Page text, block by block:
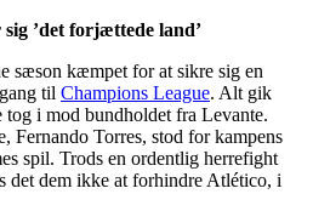
’det forjættede land’
sæson kæmpet for at sikre sig en
til Champions League. Alt gik
tog i mod bundholdet fra Levante.
Fernando Torres, stod for kampens
spil. Trods en ordentlig herrefight
det dem ikke at forhindre Atlético, i